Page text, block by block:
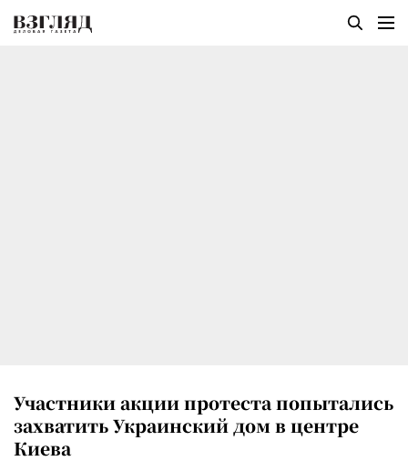
Участники акции протеста попытались
захватить Украинский дом в центре
Киева